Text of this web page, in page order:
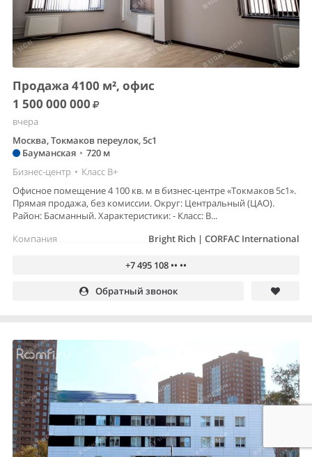
Продажа 4100 м², офис
1 500 000 000
вчера
Москва, Токмаков переулок, 5с1
Бауманская • 720 м
Бизнес-центр • Класс B+
Офисное помещение 4 100 кв. м в бизнес-центре «Токмаков 5с1».
Прямая продажа, без комиссии. Округ: Центральный (ЦАО).
Район: Басманный. Характеристики: - Класс: B...
Bright Rich | CORFAC International
Компания
+7 495 108 •• ••
Обратный звонок